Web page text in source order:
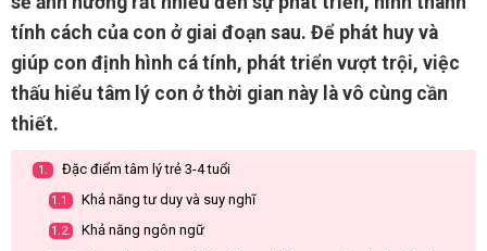
tính cách của con ở giai đoạn sau. Để phát huy và
giúp con định hình cá tính, phát triển vượt trội, việc
thấu hiểu tâm lý con ở thời gian này là vô cùng cần
thiết.
1. Đặc điểm tâm lý trẻ 3-4 tuổi
1.1. Khả năng tư duy và suy nghĩ
1.2. Khả năng ngôn ngữ